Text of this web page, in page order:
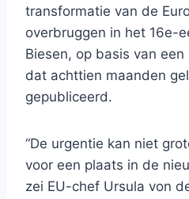
transformatie van de
overbruggen in het 16e-
Biesen, op basis van
dat achttien maanden
gepubliceerd.
“De urgentie kan niet
voor een plaats in de
zei EU-chef Ursula von